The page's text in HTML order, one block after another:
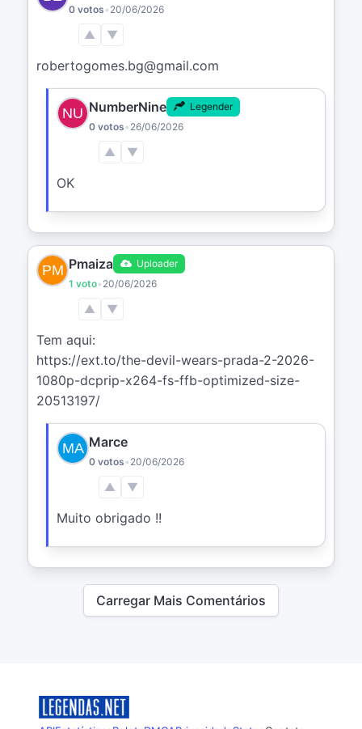
0 votos • 20/06/2026
▲ ▼
robertogomes.bg@gmail.com
NumberNine
Legender
0 votos • 26/06/2026
▲ ▼
OK
Pmaiza
Uploader
1 voto• 20/06/2026
▲ ▼
Tem aqui:
https://ext.to/the-devil-wears-prada-2-2026-
1080p-dcprip-x264-fs-ffb-optimized-size-
20513197/
Marce
0 votos • 20/06/2026
▲ ▼
Muito obrigado !!
Carregar Mais Comentários